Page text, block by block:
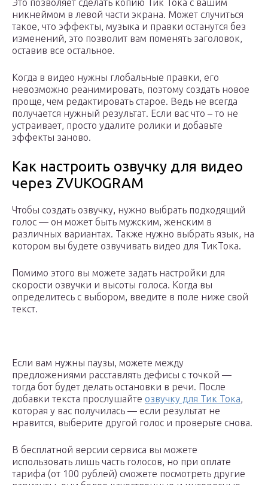
Это позволяет сделать копию Тик Тока с вашим
никнеймом в левой части экрана. Может случиться
такое, что эффекты, музыка и правки останутся без
изменений, это позволит вам поменять заголовок,
оставив все остальное.
Когда в видео нужны глобальные правки, его
невозможно реанимировать, поэтому создать новое
проще, чем редактировать старое. Ведь не всегда
получается нужный результат. Если вас что – то не
устраивает, просто удалите ролики и добавьте
эффекты заново.
Как настроить озвучку для видео
через ZVUKOGRAM
Чтобы создать озвучку, нужно выбрать подходящий
голос — он может быть мужским, женским в
различных вариантах. Также нужно выбрать язык, на
котором вы будете озвучивать видео для ТикТока.
Помимо этого вы можете задать настройки для
скорости озвучки и высоты голоса. Когда вы
определитесь с выбором, введите в поле ниже свой
текст.
Если вам нужны паузы, можете между
предложениями расставлять дефисы с точкой —
тогда бот будет делать остановки в речи. После
добавки текста прослушайте озвучку для Тик Тока,
которая у вас получилась — если результат не
нравится, выберите другой голос и проверьте снова.
В бесплатной версии сервиса вы можете
использовать лишь часть голосов, но при оплате
тарифа (от 100 рублей) сможете посмотреть другие